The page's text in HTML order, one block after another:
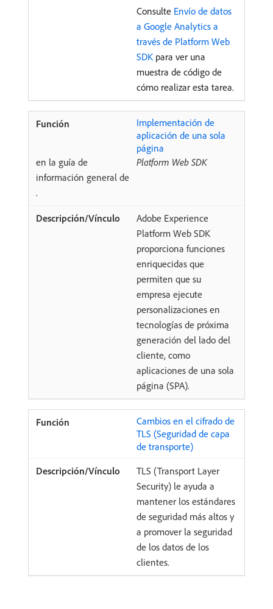
Consulte Envío de datos
a Google Analytics a
través de Platform Web
SDK para ver una
muestra de código de
cómo realizar esta tarea.
Implementación de
aplicación de una sola
página
en la guía de
información general de
Platform Web SDK
.
Adobe Experience
Platform Web SDK
proporciona funciones
enriquecidas que
permiten que su
empresa ejecute
personalizaciones en
tecnologías de próxima
generación del lado del
cliente, como
aplicaciones de una sola
página (SPA).
Cambios en el cifrado de
TLS (Seguridad de capa
de transporte)
TLS (Transport Layer
Security) le ayuda a
mantener los estándares
de seguridad más altos y
a promover la seguridad
de los datos de los
clientes.